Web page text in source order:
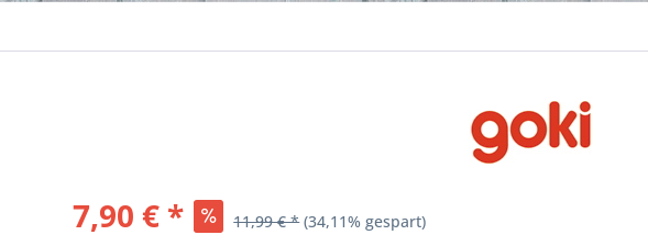
7,90 € * 11,99 € * (34,11% gespart)